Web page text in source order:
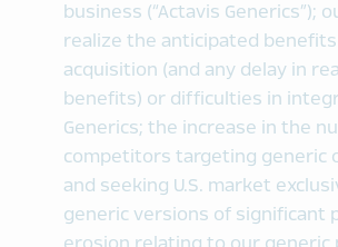
business (“Actavis Generics”);
realize the anticipated
acquisition (and any delay in
benefits) or difficulties in
Generics; the increase in the
competitors targeting generic
and seeking U.S. market
generic versions of significant